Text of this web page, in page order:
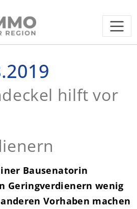
hilft vor
Bausenatorin
Geringverdienern wenig
Vorhaben machen